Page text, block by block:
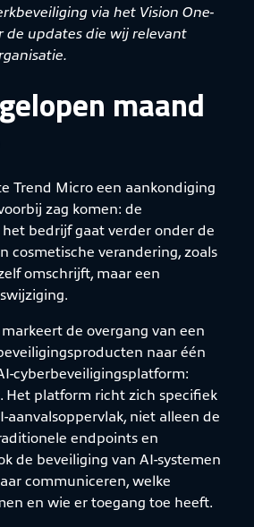
via het Vision One-
de updates die wij relevant
maand
Trend Micro een aankondiging
zag komen: de
bedrijf gaat verder onder de
cosmetische verandering, zoals
omschrijft, maar een
de overgang van een
naar één
cyberbeveiligingsplatform:
Het platform richt zich specifiek
aanvalsoppervlak, niet alleen de
endpoints en
de beveiliging van AI-systemen
communiceren, welke
en wie er toegang toe heeft.